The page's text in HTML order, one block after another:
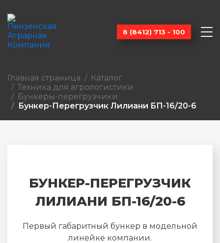
8 (8412) 713 - 100
Главная страница
Каталог
Техника для агрологистики
Бункеры-перегрузчики
Бункер-Перегрузчик Лилиани БП-16/20-6
БУНКЕР-ПЕРЕГРУЗЧИК
ЛИЛИАНИ БП-16/20-6
Первый габаритный бункер в модельной
линейке компании.